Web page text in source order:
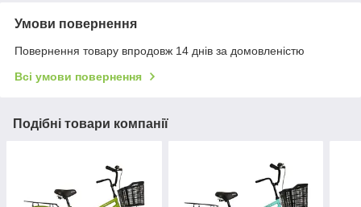
Умови повернення
Повернення товару впродовж 14 днів за домовленістю
Всі умови повернення
Подібні товари компанії